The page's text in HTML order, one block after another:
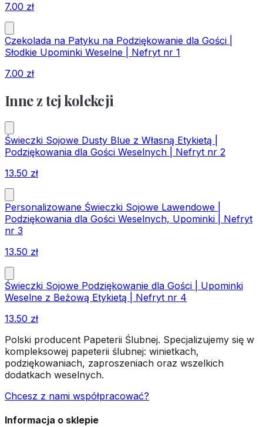
7.00 zł
Czekolada na Patyku na Podziękowanie dla Gości |
Słodkie Upominki Weselne | Nefryt nr 1
7.00 zł
Inne z tej kolekcji
Świeczki Sojowe Dusty Blue z Własną Etykietą |
Podziękowania dla Gości Weselnych | Nefryt nr 2
13.50 zł
Personalizowane Świeczki Sojowe Lawendowe |
Podziękowania dla Gości Weselnych, Upominki | Nefryt
nr 3
13.50 zł
Świeczki Sojowe Podziękowanie dla Gości | Upominki
Weselne z Beżową Etykietą | Nefryt nr 4
13.50 zł
Polski producent Papeterii Ślubnej. Specjalizujemy się w
kompleksowej papeterii ślubnej: winietkach,
podziękowaniach, zaproszeniach oraz wszelkich
dodatkach weselnych.
Chcesz z nami współpracować?
Informacja o sklepie